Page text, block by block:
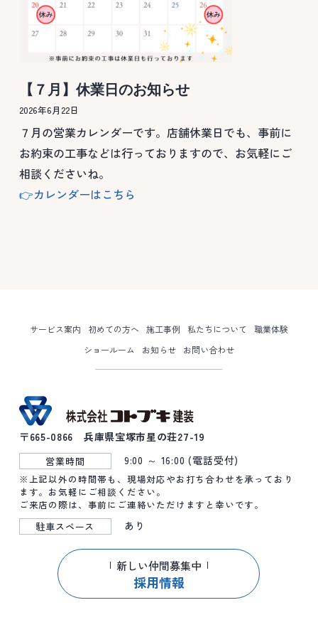
【７月】休業日のお知らせ
2026年6月22日
７月の営業カレンダーです。店舗休業日でも、事前に
お約束の工事などは行っておりますので、お気軽にご
相談くださいね。
👉カレンダーはこちら
サービス案内 初めての方へ 施工事例 私たちについて
職業体験
ショールーム
お知らせ お問い合わせ
〒665-0866 兵庫県宝塚市星の荘27-19
営業時間 9:00 ～ 16:00 (電話受付)
※上記以外の時間帯も、現場対応やお打ち合わせを承っており
ます。お気軽にご相談ください。
ご来店の際は、事前にご連絡いただけますと幸いです。
駐車スペース
あり
新しい仲間募集中
採用情報